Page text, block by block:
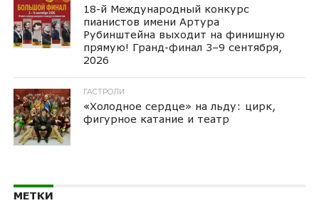
18-й Международный конкурс
пианистов имени Артура
Рубинштейна выходит на финишную
прямую! Гранд-финал 3–9 сентября,
2026
ГАСТРОЛИ
«Холодное сердце» на льду: цирк,
фигурное катание и театр
МЕТКИ